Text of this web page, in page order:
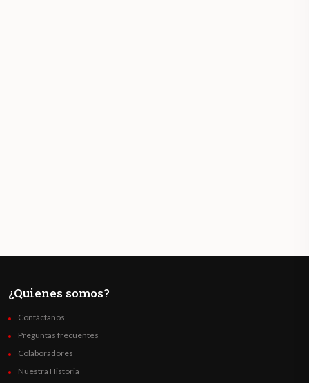
¿Quienes somos?
Contáctanos
Preguntas frecuentes
Colaboradores
Nuestra Historia